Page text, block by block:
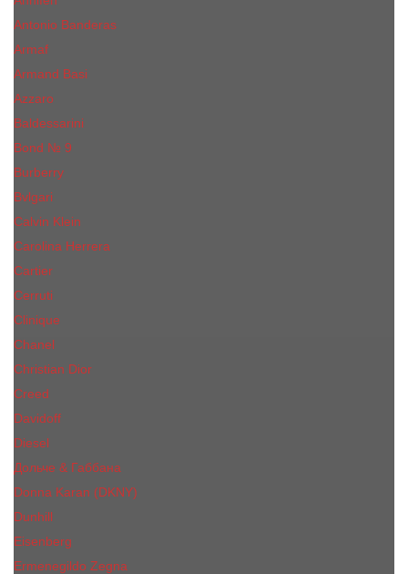
Antonio Banderas
Armaf
Armand Basi
Azzaro
Baldessarini
Bond № 9
Burberry
Bvlgari
Calvin Klein
Carolina Herrera
Cartier
Cerruti
Сliniquе
Chanel
Christian Dior
Creed
Davidoff
Diesel
Дольче & Габбана
Donna Karan (DKNY)
Dunhill
Eisenberg
Ermenegildo Zegna